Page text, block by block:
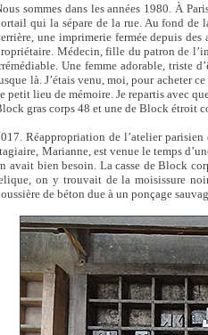
sommes dans les années 1980. À
qui la sépare de la rue. Au fond de
une imprimerie fermée depuis
Médecin, fille du patron de
Une femme adorable, triste
là. J’étais venu, moi, pour acheter
petit lieu de mémoire. Je repartis avec
gras corps 48 et une de Block étroit
Réappropriation de l’atelier
Marianne, est venue le temps
avait bien besoin. La casse de Block
on y trouvait de la moisissure
de béton due à un ponçage